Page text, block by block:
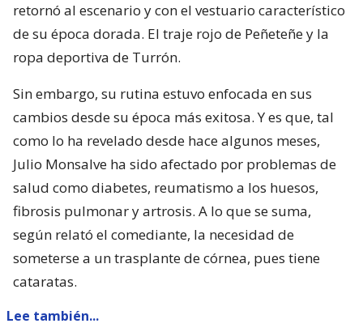
retornó al escenario y con el vestuario característico
de su época dorada. El traje rojo de Peñeteñe y la
ropa deportiva de Turrón.
Sin embargo, su rutina estuvo enfocada en sus
cambios desde su época más exitosa. Y es que, tal
como lo ha revelado desde hace algunos meses,
Julio Monsalve ha sido afectado por problemas de
salud como diabetes, reumatismo a los huesos,
fibrosis pulmonar y artrosis. A lo que se suma,
según relató el comediante, la necesidad de
someterse a un trasplante de córnea, pues tiene
cataratas.
Lee también...